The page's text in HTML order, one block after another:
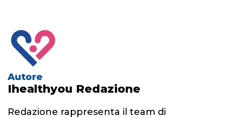
Autore
Ihealthyou Redazione
Redazione rappresenta il team di